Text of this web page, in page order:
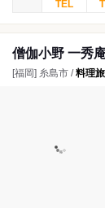
僧伽小野 一秀
[福岡] 糸島市 /料理